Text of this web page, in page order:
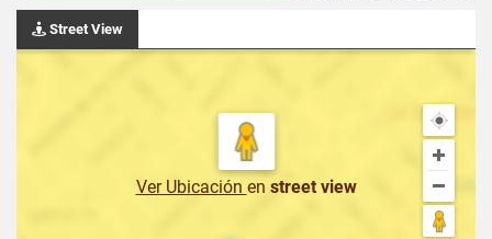
Street View
Ver Ubicación en street view